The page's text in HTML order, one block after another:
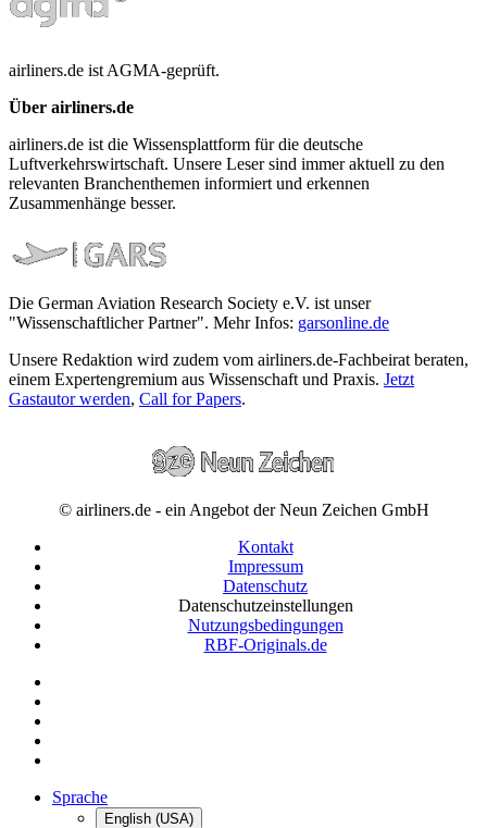
airliners.de ist AGMA-geprüft.
Über airliners.de
airliners.de ist die Wissensplattform für die deutsche
Luftverkehrswirtschaft. Unsere Leser sind immer aktuell zu den
relevanten Branchenthemen informiert und erkennen
Zusammenhänge besser.
Die German Aviation Research Society e.V. ist unser
"Wissenschaftlicher Partner". Mehr Infos: garsonline.de
Unsere Redaktion wird zudem vom airliners.de-Fachbeirat beraten,
einem Expertengremium aus Wissenschaft und Praxis. Jetzt
Gastautor werden, Call for Papers.
© airliners.de - ein Angebot der Neun Zeichen GmbH
Kontakt
Impressum
Datenschutz
Datenschutzeinstellungen
Nutzungsbedingungen
RBF-Originals.de
Sprache
English (USA)